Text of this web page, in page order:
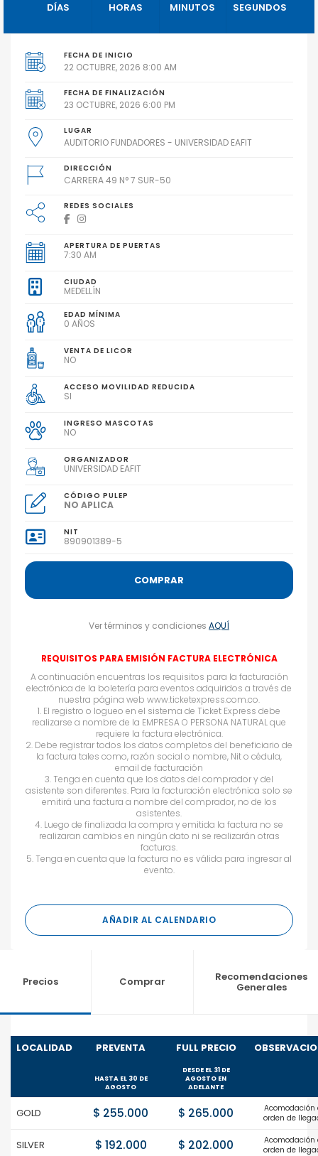
DÍAS HORAS MINUTOS SEGUNDOS
FECHA DE INICIO
22 OCTUBRE, 2026 8:00 AM
FECHA DE FINALIZACIÓN
23 OCTUBRE, 2026 6:00 PM
LUGAR
AUDITORIO FUNDADORES - UNIVERSIDAD EAFIT
DIRECCIÓN
CARRERA 49 N° 7 SUR-50
REDES SOCIALES
APERTURA DE PUERTAS
7:30 AM
CIUDAD
MEDELLÍN
EDAD MÍNIMA
0 AÑOS
VENTA DE LICOR
NO
ACCESO MOVILIDAD REDUCIDA
SI
INGRESO MASCOTAS
NO
ORGANIZADOR
UNIVERSIDAD EAFIT
CÓDIGO PULEP
NO APLICA
NIT
890901389-5
COMPRAR
Ver términos y condiciones AQUÍ
REQUISITOS PARA EMISIÓN FACTURA ELECTRÓNICA
A continuación encuentras los requisitos para la facturación
electrónica de la boletería para eventos adquiridos a través de
nuestra página web www.ticketexpress.com.co.
1.⁠ ⁠El registro o logueo en el sistema de Ticket Express debe
realizarse a nombre de la EMPRESA O PERSONA NATURAL que
requiere la factura electrónica.
2.⁠ ⁠Debe registrar todos los datos completos del beneficiario de
la factura tales como, razón social o nombre, Nit o cédula,
email de facturación
3.⁠ ⁠Tenga en cuenta que los datos del comprador y del
asistente son diferentes. Para la facturación electrónica solo se
emitirá una factura a nombre del comprador, no de los
asistentes.
4.⁠ ⁠Luego de finalizada la compra y emitida la factura no se
realizaran cambios en ningún dato ni se realizarán otras
facturas.
5.⁠ ⁠Tenga en cuenta que la factura no es válida para ingresar al
evento.
AÑADIR AL CALENDARIO
Precios Comprar Recomendaciones
Generales
LOCALIDAD PREVENTA FULL PRECIO
HASTA EL 30 DE
AGOSTO
DESDE EL 31 DE
AGOSTO EN
ADELANTE
GOLD $ 255.000 $ 265.000
Acomodación
orden de
SILVER $ 192.000 $ 202.000
Acomodación
orden de